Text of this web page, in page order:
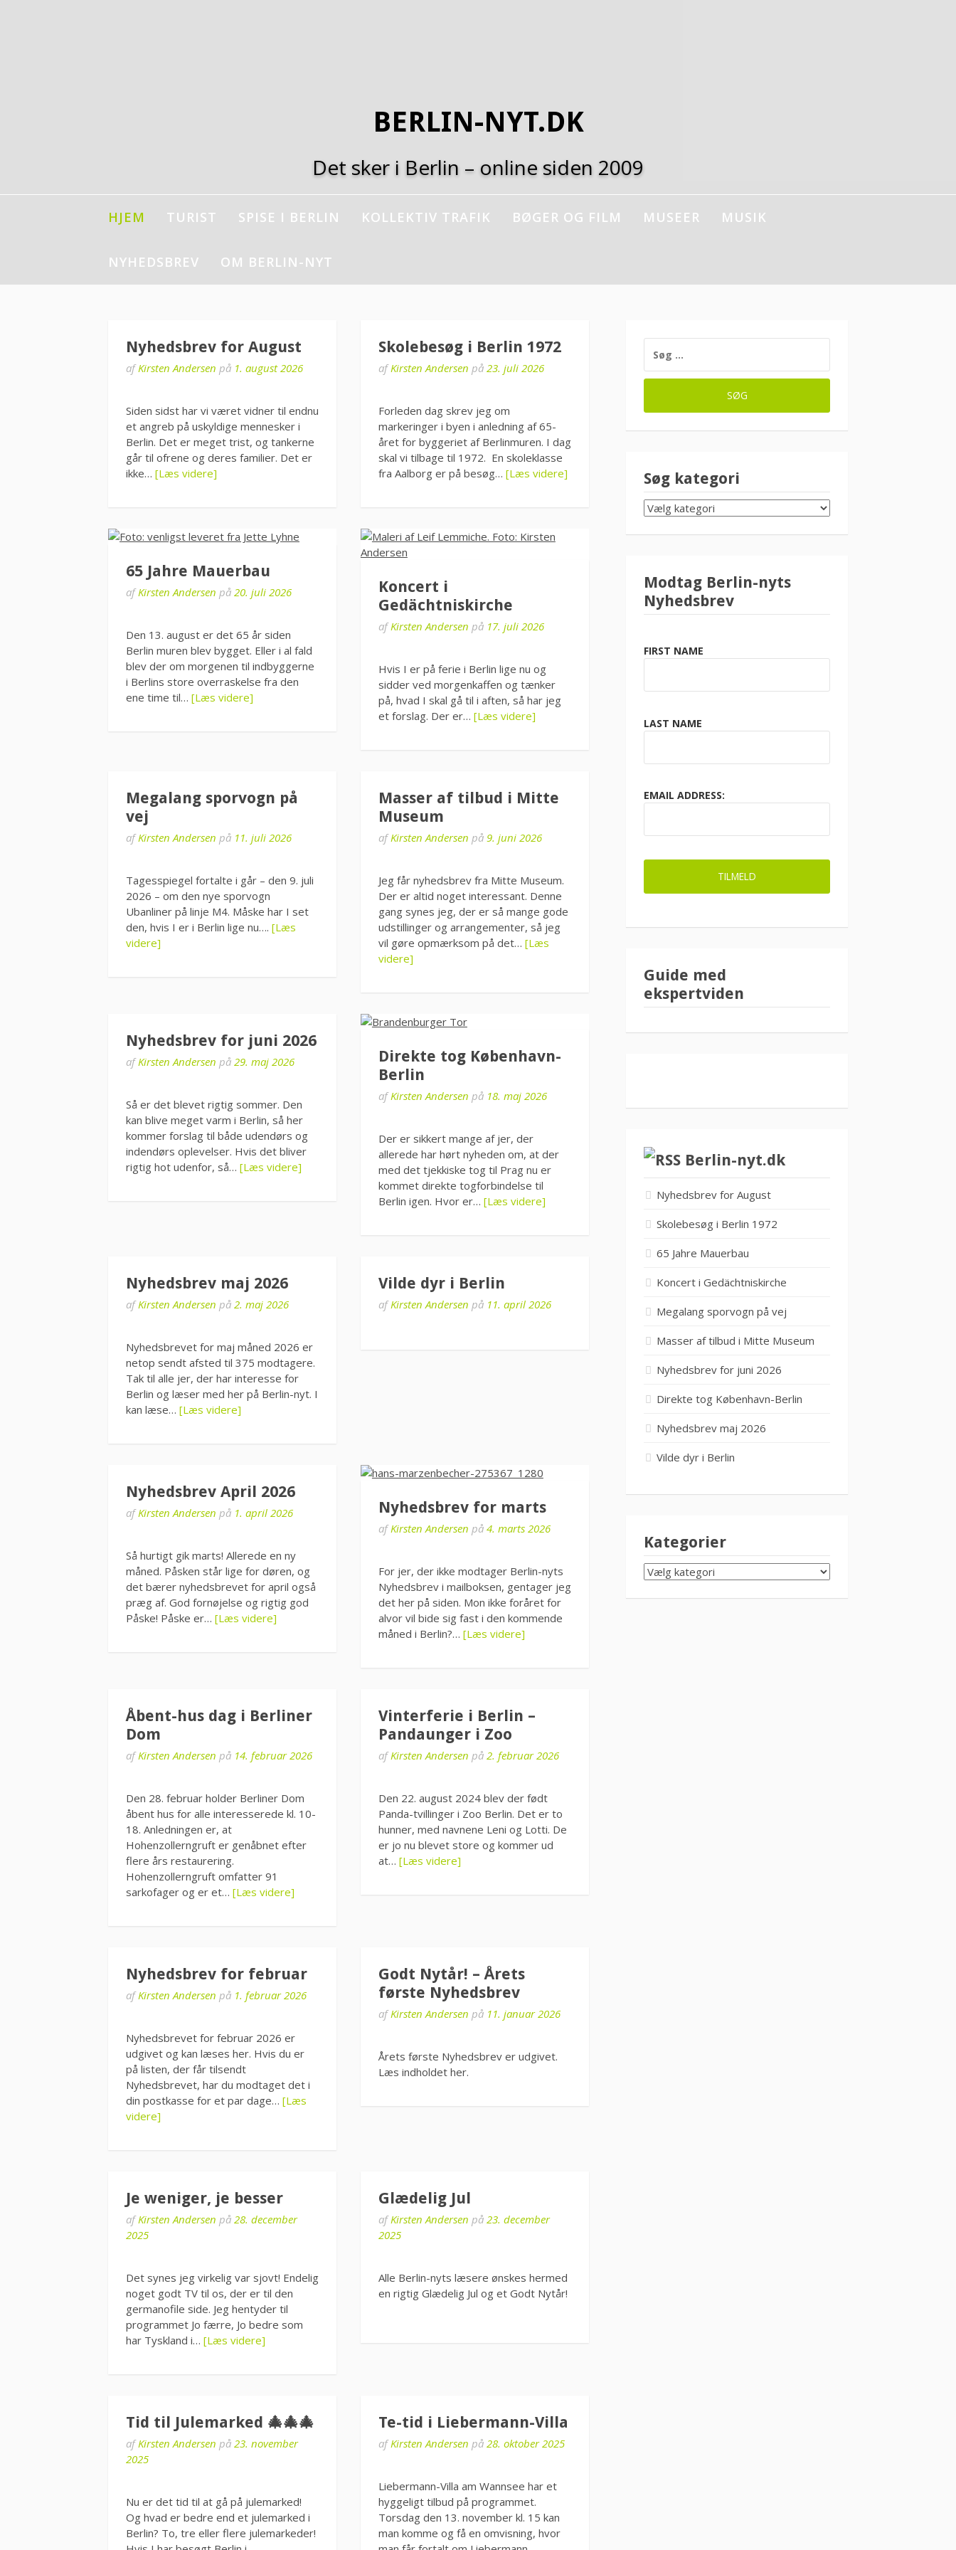
BERLIN-NYT.DK
Det sker i Berlin – online siden 2009
HJEM TURIST SPISE I BERLIN KOLLEKTIV TRAFIK BØGER OG FILM MUSEER MUSIK
NYHEDSBREV OM BERLIN-NYT
Nyhedsbrev for August
afKirsten Andersen på 1. august 2026
Siden sidst har vi været vidner til endnu
et angreb på uskyldige mennesker i
Berlin. Det er meget trist, og tankerne
går til ofrene og deres familier. Det er
ikke… [Læs videre]
Skolebesøg i Berlin 1972
afKirsten Andersen på 23. juli 2026
Forleden dag skrev jeg om
markeringer i byen i anledning af 65-
året for byggeriet af Berlinmuren. I dag
skal vi tilbage til 1972. En skoleklasse
fra Aalborg er på besøg… [Læs videre]
65 Jahre Mauerbau
afKirsten Andersen på 20. juli 2026
Den 13. august er det 65 år siden
Berlin muren blev bygget. Eller i al fald
blev der om morgenen til indbyggerne
i Berlins store overraskelse fra den
ene time til… [Læs videre]
Koncert i
Gedächtniskirche
afKirsten Andersen på 17. juli 2026
Hvis I er på ferie i Berlin lige nu og
sidder ved morgenkaffen og tænker
på, hvad I skal gå til i aften, så har jeg
et forslag. Der er… [Læs videre]
Megalang sporvogn på
vej
afKirsten Andersen på 11. juli 2026
Tagesspiegel fortalte i går – den 9. juli
2026 – om den nye sporvogn
Ubanliner på linje M4. Måske har I set
den, hvis I er i Berlin lige nu…. [Læs
videre]
Masser af tilbud i Mitte
Museum
afKirsten Andersen på 9. juni 2026
Jeg får nyhedsbrev fra Mitte Museum.
Der er altid noget interessant. Denne
gang synes jeg, der er så mange gode
udstillinger og arrangementer, så jeg
vil gøre opmærksom på det… [Læs
videre]
Nyhedsbrev for juni 2026
afKirsten Andersen på 29. maj 2026
Så er det blevet rigtig sommer. Den
kan blive meget varm i Berlin, så her
kommer forslag til både udendørs og
indendørs oplevelser. Hvis det bliver
rigtig hot udenfor, så… [Læs videre]
Direkte tog København-
Berlin
afKirsten Andersen på 18. maj 2026
Der er sikkert mange af jer, der
allerede har hørt nyheden om, at der
med det tjekkiske tog til Prag nu er
kommet direkte togforbindelse til
Berlin igen. Hvor er… [Læs videre]
Nyhedsbrev maj 2026
afKirsten Andersen på 2. maj 2026
Nyhedsbrevet for maj måned 2026 er
netop sendt afsted til 375 modtagere.
Tak til alle jer, der har interesse for
Berlin og læser med her på Berlin-nyt. I
kan læse… [Læs videre]
Vilde dyr i Berlin
afKirsten Andersen på 11. april 2026
Nyhedsbrev April 2026
afKirsten Andersen på 1. april 2026
Så hurtigt gik marts! Allerede en ny
måned. Påsken står lige for døren, og
det bærer nyhedsbrevet for april også
præg af. God fornøjelse og rigtig god
Påske! Påske er… [Læs videre]
Nyhedsbrev for marts
afKirsten Andersen på 4. marts 2026
For jer, der ikke modtager Berlin-nyts
Nyhedsbrev i mailboksen, gentager jeg
det her på siden. Mon ikke foråret for
alvor vil bide sig fast i den kommende
måned i Berlin?… [Læs videre]
Åbent-hus dag i Berliner
Dom
afKirsten Andersen på 14. februar 2026
Den 28. februar holder Berliner Dom
åbent hus for alle interesserede kl. 10-
18. Anledningen er, at
Hohenzollerngruft er genåbnet efter
flere års restaurering.
Hohenzollerngruft omfatter 91
sarkofager og er et… [Læs videre]
Vinterferie i Berlin –
Pandaunger i Zoo
afKirsten Andersen på 2. februar 2026
Den 22. august 2024 blev der født
Panda-tvillinger i Zoo Berlin. Det er to
hunner, med navnene Leni og Lotti. De
er jo nu blevet store og kommer ud
at… [Læs videre]
Nyhedsbrev for februar
afKirsten Andersen på 1. februar 2026
Nyhedsbrevet for februar 2026 er
udgivet og kan læses her. Hvis du er
på listen, der får tilsendt
Nyhedsbrevet, har du modtaget det i
din postkasse for et par dage… [Læs
videre]
Godt Nytår! – Årets
første Nyhedsbrev
afKirsten Andersen på 11. januar 2026
Årets første Nyhedsbrev er udgivet.
Læs indholdet her.
Je weniger, je besser
afKirsten Andersen på 28. december
2025
Det synes jeg virkelig var sjovt! Endelig
noget godt TV til os, der er til den
germanofile side. Jeg hentyder til
programmet Jo færre, Jo bedre som
har Tyskland i… [Læs videre]
Glædelig Jul
afKirsten Andersen på 23. december
2025
Alle Berlin-nyts læsere ønskes hermed
en rigtig Glædelig Jul og et Godt Nytår!
Tid til Julemarked 🎄🎄🎄
afKirsten Andersen på 23. november
2025
Nu er det tid til at gå på julemarked!
Og hvad er bedre end et julemarked i
Berlin? To, tre eller flere julemarkeder!
Te-tid i Liebermann-Villa
afKirsten Andersen på 28. oktober 2025
Liebermann-Villa am Wannsee har et
hyggeligt tilbud på programmet.
Torsdag den 13. november kl. 15 kan
man komme og få en omvisning, hvor
EFTER:
Søg kategori
SØG
KATEGORI
Modtag Berlin-nyts
Nyhedsbrev
FIRST NAME
LAST NAME
EMAIL ADDRESS:
Guide med
ekspertviden
Berlin-nyt.dk
Nyhedsbrev for August
Skolebesøg i Berlin 1972
65 Jahre Mauerbau
Koncert i Gedächtniskirche
Megalang sporvogn på vej
Masser af tilbud i Mitte Museum
Nyhedsbrev for juni 2026
Direkte tog København-Berlin
Nyhedsbrev maj 2026
Vilde dyr i Berlin
Kategorier
KATEGORIER